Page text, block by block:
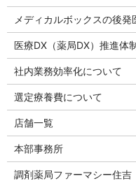
メディカルボックスの後
医療DX（薬局DX）推進体
社内業務効率化について
選定療養費について
店舗一覧
本部事務所
調剤薬局ファーマシー住吉